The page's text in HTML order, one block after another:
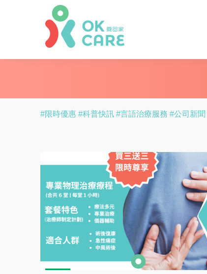
#限時優惠 #科普快訊 #言語治療服務 #公司新聞